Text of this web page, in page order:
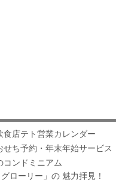
食店テト営業カレンダー
せち予約・年末年始サービス
ンドミニアム
ローリー」の 魅力拝見！